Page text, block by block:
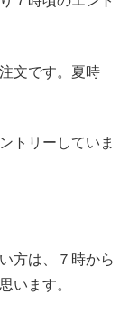
文です。夏時
トリーしていま
方は、７時から
います。